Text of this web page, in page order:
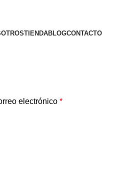
TIENDABLOGCONTACTO
electrónico *